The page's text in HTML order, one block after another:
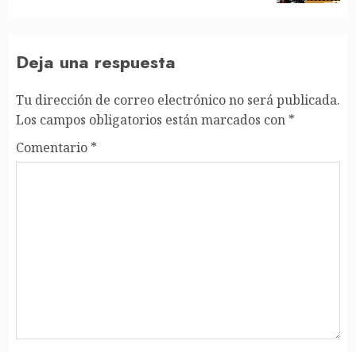
Deja una respuesta
Tu dirección de correo electrónico no será publicada.
Los campos obligatorios están marcados con *
Comentario *